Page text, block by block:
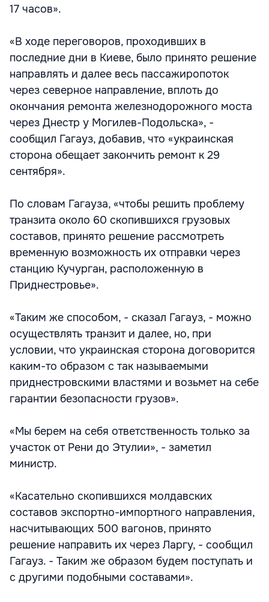
17 часов».
«В ходе переговоров, проходивших в
последние дни в Киеве, было принято решение
направлять и далее весь пассажиропоток
через северное направление, вплоть до
окончания ремонта железнодорожного моста
через Днестр у Могилев-Подольска», -
сообщил Гагауз, добавив, что «украинская
сторона обещает закончить ремонт к 29
сентября».
По словам Гагауза, «чтобы решить проблему
транзита около 60 скопившихся грузовых
составов, принято решение рассмотреть
временную возможность их отправки через
станцию Кучурган, расположенную в
Приднестровье».
«Таким же способом, - сказал Гагауз, - можно
осуществлять транзит и далее, но, при
условии, что украинская сторона договорится
каким-то образом с так называемыми
приднестровскими властями и возьмет на себе
гарантии безопасности грузов».
«Мы берем на себя ответственность только за
участок от Рени до Этулии», - заметил
министр.
«Касательно скопившихся молдавских
составов экспортно-импортного направления,
насчитывающих 500 вагонов, принято
решение направить их через Ларгу, - сообщил
Гагауз. - Таким же образом будем поступать и
с другими подобными составами».